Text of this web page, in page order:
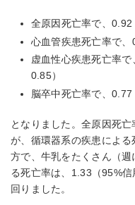
全原因死亡率で、0.92
心血管疾患死亡率で
虚血性心疾患死亡率
0.85）
脳卒中死亡率で、
となりました。全原因死
が、循環器系の疾患によ
方で、牛乳をたくさん（
る死亡率は、1.33（95%
回りました。